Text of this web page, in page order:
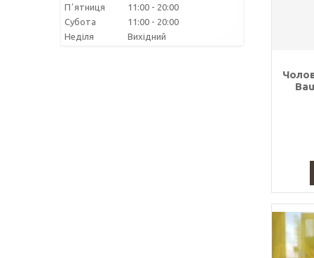
Пʼятниця
11:00
20:00
Субота
11:00
20:00
Неділя
Вихідний